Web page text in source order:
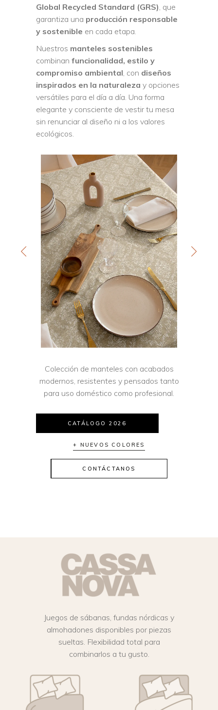
Global Recycled Standard (GRS) , que
garantiza una producción responsable
y sostenible en cada etapa.
Nuestros manteles sostenibles
combinan funcionalidad, estilo y
compromiso ambiental , con diseños
inspirados en la naturaleza y opciones
versátiles para el día a día. Una forma
elegante y consciente de vestir tu mesa
sin renunciar al diseño ni a los valores
ecológicos.
Colección de manteles con acabados
modernos, resistentes y pensados tanto
para uso doméstico como profesional.
CATÁLOGO 2026
+ NUEVOS COLORES
CONTÁCTANOS
Juegos de sábanas, fundas nórdicas y
almohadones disponibles por piezas
sueltas. Flexibilidad total para
combinarlos a tu gusto.